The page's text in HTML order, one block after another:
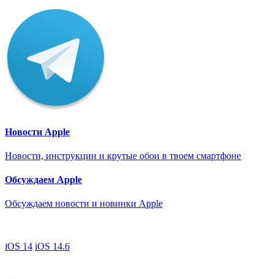
Новости Apple
Новости, инструкции и крутые обои в твоем смартфоне
Обсуждаем Apple
Обсуждаем новости и новинки Apple
iOS 14 iOS 14.6